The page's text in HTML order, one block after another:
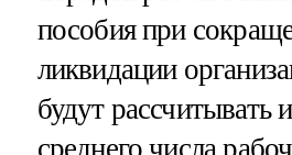
пособия при
ликвидации
будут рассчитывать